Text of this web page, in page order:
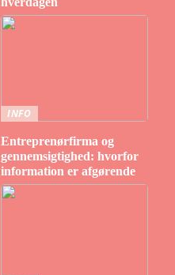
INFO
Entreprenørfirma og
gennemsigtighed: hvorfor
information er afgørende